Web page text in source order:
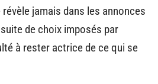
jamais dans les annonces
de choix imposés par
à rester actrice de ce qui se